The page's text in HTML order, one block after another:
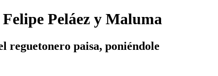
Felipe Peláez y Maluma
reguetonero paisa, poniéndole